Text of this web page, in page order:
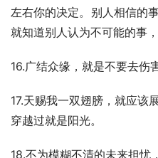
左右你的决定。别人相信的
就知道别人认为不可能的事，
16.广结众缘，就是不要去伤
17.天赐我一双翅膀，就应该
穿越过就是阳光。
18.不为模糊不清的未来担忧